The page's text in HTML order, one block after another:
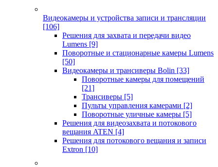
Видеокамеры и устройства записи и трансляции
[106]
Решения для захвата и передачи видео
Lumens [9]
Поворотные и стационарные камеры Lumens
[50]
Видеокамеры и трансиверы Bolin [33]
Поворотные камеры для помещений
[21]
Трансиверы [5]
Пульты управления камерами [2]
Поворотные уличные камеры [5]
Решения для видеозахвата и потокового
вещания ATEN [4]
Решения для потокового вещания и записи
Extron [10]